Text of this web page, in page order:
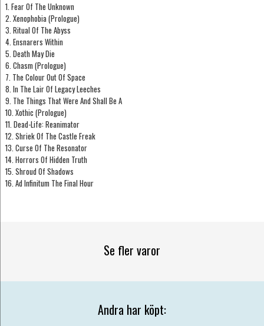
1. Fear Of The Unknown
2. Xenophobia (Prologue)
3. Ritual Of The Abyss
4. Ensnarers Within
5. Death May Die
6. Chasm (Prologue)
7. The Colour Out Of Space
8. In The Lair Of Legacy Leeches
9. The Things That Were And Shall Be A
10. Xothic (Prologue)
11. Dead-Life: Reanimator
12. Shriek Of The Castle Freak
13. Curse Of The Resonator
14. Horrors Of Hidden Truth
15. Shroud Of Shadows
16. Ad Infinitum The Final Hour
Se fler varor
Andra har köpt: